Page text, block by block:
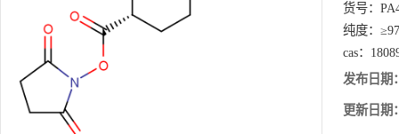
货号：
纯度：
cas：
发布日期
更新日期